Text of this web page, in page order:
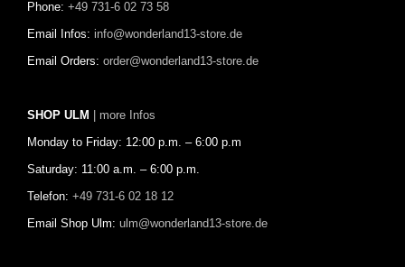
Phone: +49 731-6 02 73 58
Email Infos: info@wonderland13-store.de
Email Orders: order@wonderland13-store.de
SHOP ULM | more Infos
Monday to Friday: 12:00 p.m. – 6:00 p.m
Saturday: 11:00 a.m. – 6:00 p.m.
Telefon: +49 731-6 02 18 12
Email Shop Ulm: ulm@wonderland13-store.de